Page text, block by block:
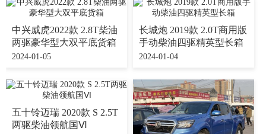
中兴威虎2022款 2.8T柴油
两驱豪华型大双平底货箱
2024-01-05
长城炮 2019款 2.0T商用版
手动柴油四驱精英型长箱
2024-01-04
五十铃迈瑞 2020款 S 2.5T
两驱柴油领航国Ⅵ